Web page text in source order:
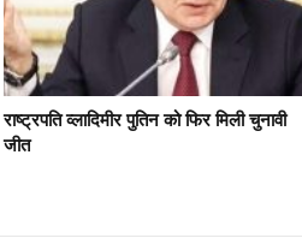
राष्ट्रपति व्लादिमीर पुतिन को फिर मिली चुनावी
जीत